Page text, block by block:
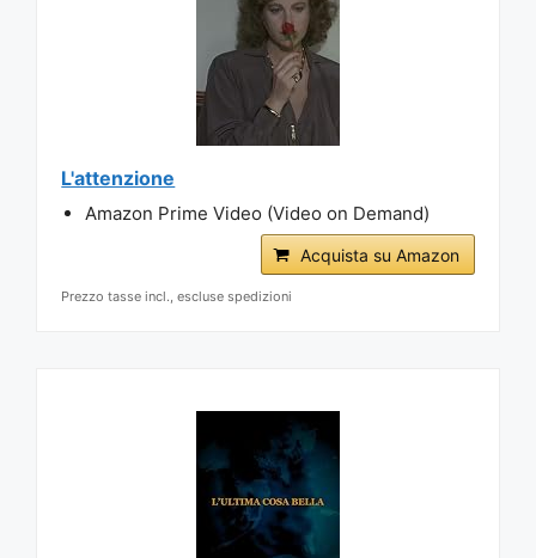
L'attenzione
Amazon Prime Video (Video on Demand)
Acquista su Amazon
Prezzo tasse incl., escluse spedizioni